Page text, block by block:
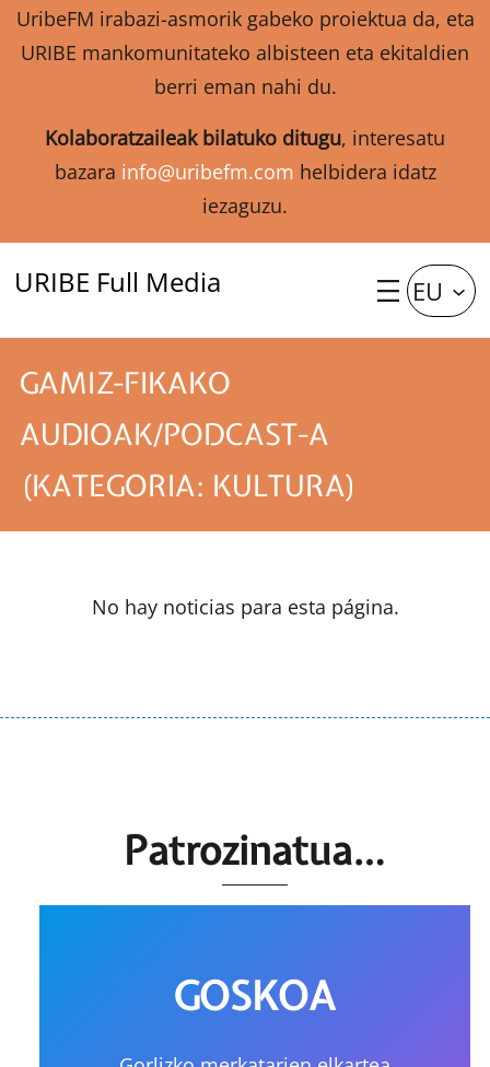
UribeFM irabazi-asmorik gabeko proiektua da, eta
URIBE mankomunitateko albisteen eta ekitaldien
berri eman nahi du.
Kolaboratzaileak bilatuko ditugu, interesatu
bazara info@uribefm.com helbidera idatz
iezaguzu.
URIBE Full Media EU
GAMIZ-FIKAKO
AUDIOAK/PODCAST-A
(KATEGORIA: KULTURA)
No hay noticias para esta página.
Patrozinatua…
GOSKOA